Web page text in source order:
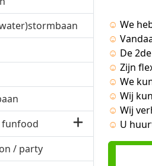
funfood
/ party
☺ We
☺
☺ De
☺ Zijn
☺ We
☺ Wij
☺ Wij
☺ U